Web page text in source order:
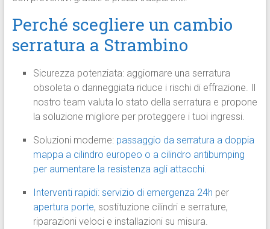
Perché scegliere un cambio
serratura a Strambino
Sicurezza potenziata: aggiornare una serratura
obsoleta o danneggiata riduce i rischi di effrazione. Il
nostro team valuta lo stato della serratura e propone
la soluzione migliore per proteggere i tuoi ingressi.
Soluzioni moderne: passaggio da serratura a doppia
mappa a cilindro europeo o a cilindro antibumping
per aumentare la resistenza agli attacchi.
Interventi rapidi: servizio di emergenza 24h per
apertura porte, sostituzione cilindri e serrature,
riparazioni veloci e installazioni su misura.